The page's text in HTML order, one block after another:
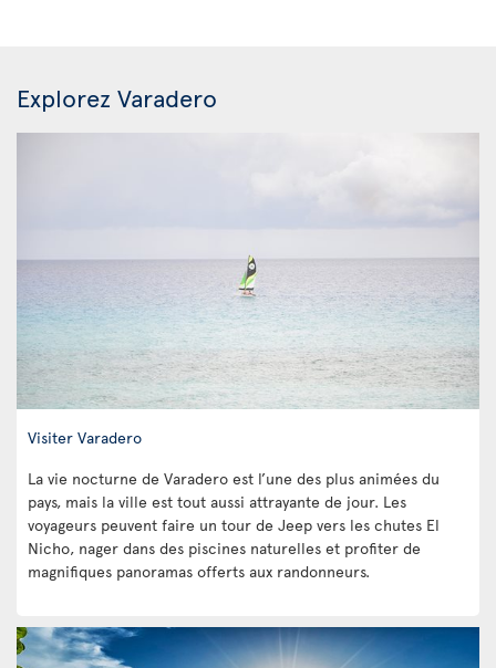
Explorez Varadero
Visiter Varadero
La vie nocturne de Varadero est l’une des plus animées du
pays, mais la ville est tout aussi attrayante de jour. Les
voyageurs peuvent faire un tour de Jeep vers les chutes El
Nicho, nager dans des piscines naturelles et profiter de
magnifiques panoramas offerts aux randonneurs.